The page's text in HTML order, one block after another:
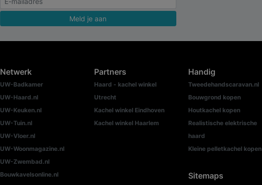
Meld je aan
Netwerk
UW-Badkamer
UW-Haard.nl
UW-Keuken.nl
UW-Tuin.nl
UW-Vloer.nl
UW-Woonmagazine.nl
UW-Zwembad.nl
Bouwkavelsonline.nl
Partners
Haard - kachel winkel
Utrecht
Kachel winkel Eindhoven
Kachel winkel Haarlem
Handig
Tweedehandscaravan.nl
Bouwgrond kopen
Houtkachel kopen
Realistische elektrische
haard
Kleine pelletkachel kopen
Sitemaps